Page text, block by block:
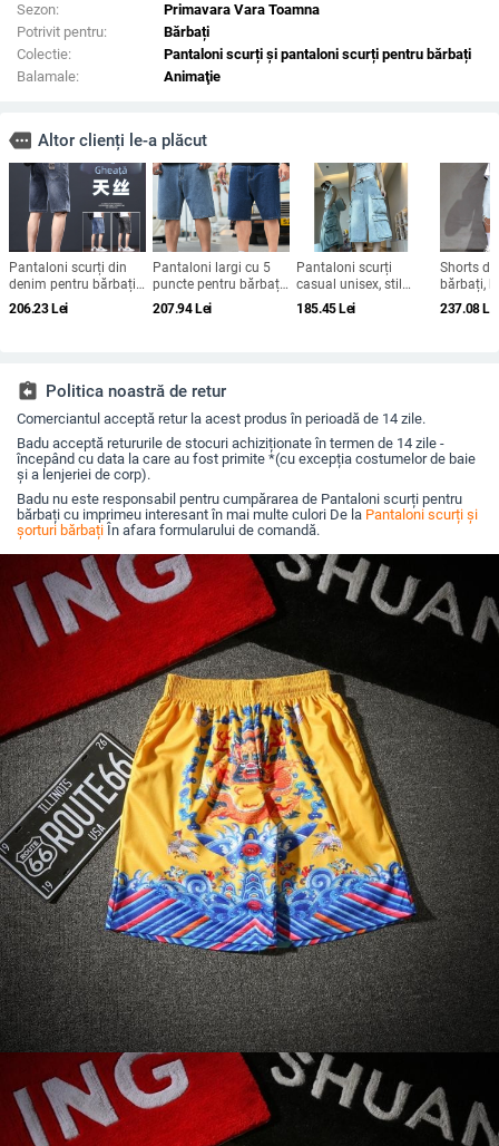
Sezon:
Primavara Vara Toamna
Potrivit pentru:
Bărbați
Colectie:
Pantaloni scurți și pantaloni scurți pentru bărbați
Balamale:
Animaţie
more Altor clienți le-a plăcut
Pantaloni scurți din
denim pentru bărbați,
vara 2024, pantaloni
scurți subțiri, drepți,
206.23Lei
Pantaloni largi cu 5
puncte pentru bărbați,
stil american, mărime
mare, blugi cu 5
lungime medie pentru
bărbați
207.94Lei
Pantaloni scurți
casual unisex, stil
stradal american,
spălați, cu mai multe
185.45Lei
Shorts
bărbați,
coreean,
dreaptă,
237.08Lei
assignment_return Politica noastră de retur
Comerciantul acceptă retur la acest produs în perioadă de 14 zile.
Badu acceptă retururile de stocuri achiziționate în termen de 14 zile -
începând cu data la care au fost primite *(cu excepția costumelor de baie
și a lenjeriei de corp).
Badu nu este responsabil pentru cumpărarea de Pantaloni scurți pentru
bărbați cu imprimeu interesant în mai multe culori De la Pantaloni scurți și
șorturi bărbați În afara formularului de comandă.